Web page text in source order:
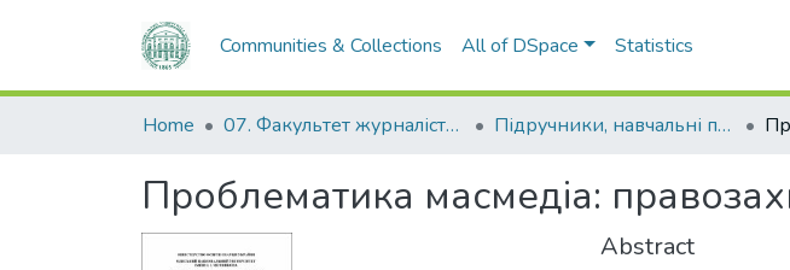
Communities & Collections All of DSpace Statistics
Home 07. Факультет журналістики, реклами та видавничої справи Підручники, навчальні посібники та інші науково- та навчально-методичні праці ФЖРВС
Проблематика масмедіа:
Abstract